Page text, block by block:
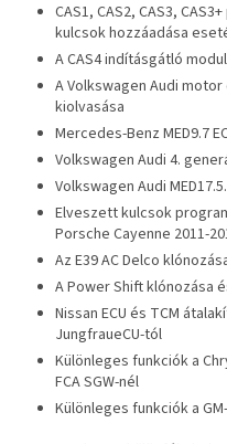
CAS1, CAS2, CAS3,
kulcsok hozzáadása
A CAS4 indításgátló
A Volkswagen Audi motor
kiolvasása
Mercedes-Benz MED9.7
Volkswagen Audi 4.
Volkswagen Audi
Elveszett kulcsok
Porsche Cayenne 2011-
Az E39 AC Delco
A Power Shift klónozása
Nissan ECU és TCM
JungfraueCU-tól
Különleges funkciók a
FCA SGW-nél
Különleges funkciók a